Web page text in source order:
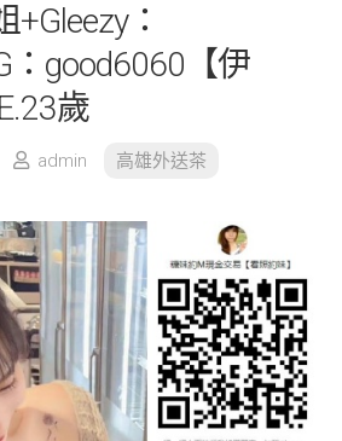
：
：good6060【伊
歲
admin 高雄外送茶